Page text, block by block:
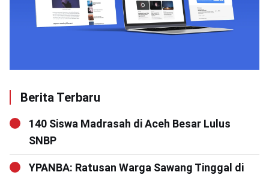
Berita Terbaru
140 Siswa Madrasah di Aceh Besar Lulus
SNBP
YPANBA: Ratusan Warga Sawang Tinggal di